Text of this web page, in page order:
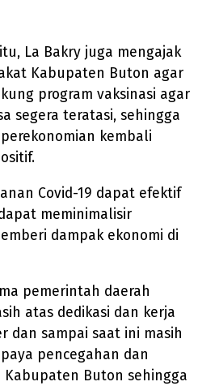
La Bakry juga mengajak
Kabupaten Buton agar
program vaksinasi agar
segera teratasi, sehingga
kembali
Covid-19 dapat efektif
meminimalisir
dampak ekonomi di
pemerintah daerah
atas dedikasi dan kerja
dan sampai saat ini masih
pencegahan dan
Kabupaten Buton sehingga